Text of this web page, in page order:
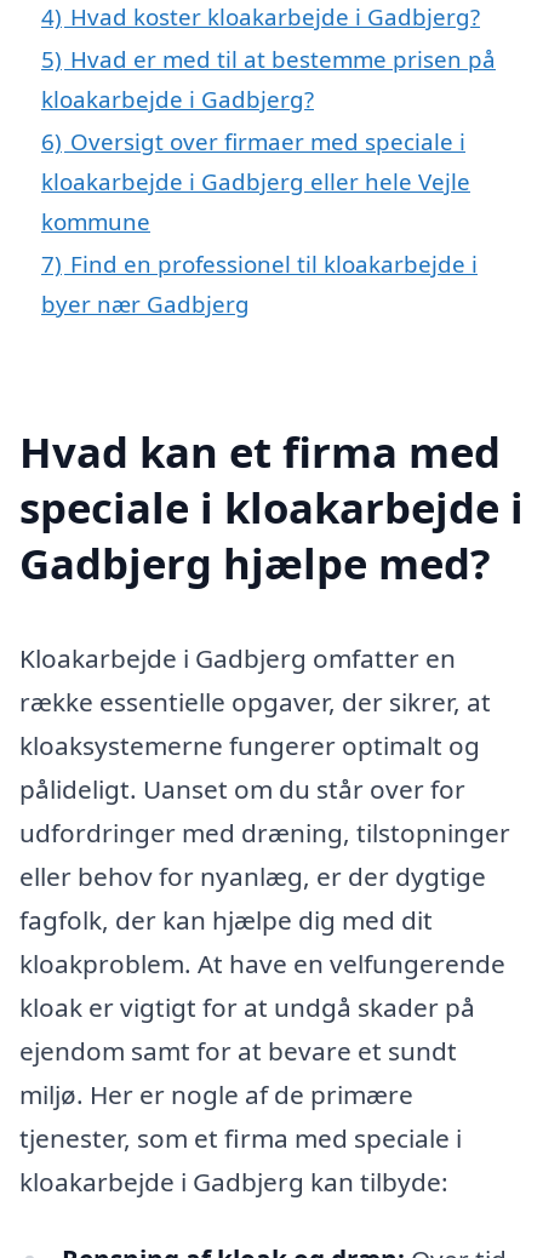
4) Hvad koster kloakarbejde i Gadbjerg?
5) Hvad er med til at bestemme prisen på
kloakarbejde i Gadbjerg?
6) Oversigt over firmaer med speciale i
kloakarbejde i Gadbjerg eller hele Vejle
kommune
7) Find en professionel til kloakarbejde i
byer nær Gadbjerg
Hvad kan et firma med
speciale i kloakarbejde i
Gadbjerg hjælpe med?
Kloakarbejde i Gadbjerg omfatter en
række essentielle opgaver, der sikrer, at
kloaksystemerne fungerer optimalt og
pålideligt. Uanset om du står over for
udfordringer med dræning, tilstopninger
eller behov for nyanlæg, er der dygtige
fagfolk, der kan hjælpe dig med dit
kloakproblem. At have en velfungerende
kloak er vigtigt for at undgå skader på
ejendom samt for at bevare et sundt
miljø. Her er nogle af de primære
tjenester, som et firma med speciale i
kloakarbejde i Gadbjerg kan tilbyde: